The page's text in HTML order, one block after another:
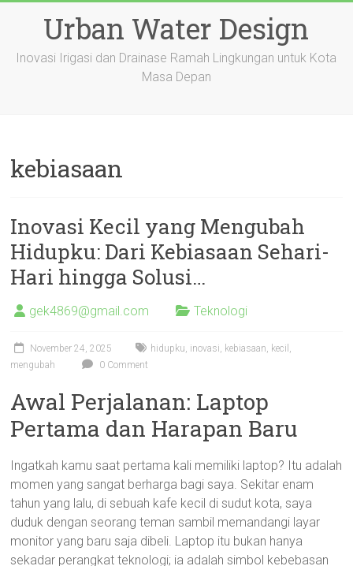
Urban Water Design
Inovasi Irigasi dan Drainase Ramah Lingkungan untuk Kota
Masa Depan
kebiasaan
Inovasi Kecil yang Mengubah
Hidupku: Dari Kebiasaan Sehari-
Hari hingga Solusi…
gek4869@gmail.com Teknologi
November 24, 2025 hidupku, inovasi, kebiasaan, kecil ,
mengubah
0 Comment
Awal Perjalanan: Laptop
Pertama dan Harapan Baru
Ingatkah kamu saat pertama kali memiliki laptop? Itu adalah
momen yang sangat berharga bagi saya. Sekitar enam
tahun yang lalu, di sebuah kafe kecil di sudut kota, saya
duduk dengan seorang teman sambil memandangi layar
monitor yang baru saja dibeli. Laptop itu bukan hanya
sekadar perangkat teknologi; ia adalah simbol kebebasan